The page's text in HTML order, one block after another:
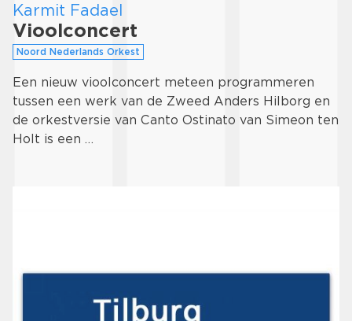
Karmit Fadael
Vioolconcert
Noord Nederlands Orkest
Een nieuw vioolconcert meteen programmeren
tussen een werk van de Zweed Anders Hilborg en
de orkestversie van Canto Ostinato van Simeon ten
Holt is een …